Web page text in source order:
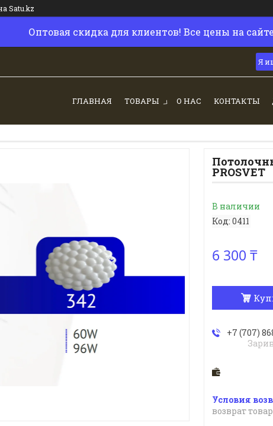
Satu.kz
Оптовая скидка для клиентов! Все цены на
ГЛАВНАЯ ТОВАРЫ О НАС КОНТАКТЫ
PROSVET
В наличии
Код: 0411
6 300 ₸
+7 (707)
возврат